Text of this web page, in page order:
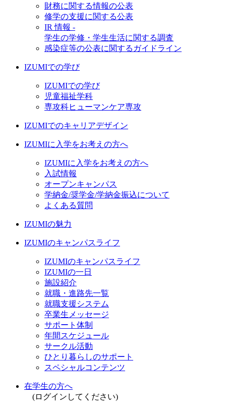
財務に関する情報の公表
修学の支援に関する公表
IR 情報 -
学生の学修・学生生活に関する調査
感染症等の公表に関するガイドライン
IZUMIでの学び
IZUMIでの学び
児童福祉学科
専攻科ヒューマンケア専攻
IZUMIでのキャリアデザイン
IZUMIに入学をお考えの方へ
IZUMIに入学をお考えの方へ
入試情報
オープンキャンパス
学納金/奨学金/学納金振込について
よくある質問
IZUMIの魅力
IZUMIのキャンパスライフ
IZUMIのキャンパスライフ
IZUMIの一日
施設紹介
就職・進路先一覧
就職支援システム
卒業生メッセージ
サポート体制
年間スケジュール
サークル活動
ひとり暮らしのサポート
スペシャルコンテンツ
在学生の方へ
(ログインしてください)